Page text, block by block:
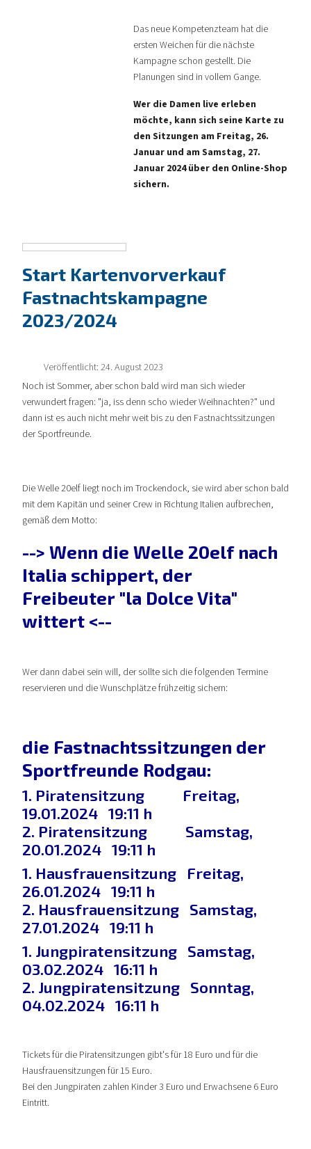
Das neue Kompetenzteam hat die
ersten Weichen für die nächste
Kampagne schon gestellt. Die
Planungen sind in vollem Gange.
Wer die Damen live erleben
möchte, kann sich seine Karte zu
den Sitzungen am Freitag, 26.
Januar und am Samstag, 27.
Januar 2024 über den Online-Shop
sichern.
Start Kartenvorverkauf
Fastnachtskampagne
2023/2024
Veröffentlicht: 24. August 2023
Noch ist Sommer, aber schon bald wird man sich wieder
verwundert fragen: "ja, iss denn scho wieder Weihnachten?" und
dann ist es auch nicht mehr weit bis zu den Fastnachtssitzungen
der Sportfreunde.
Die Welle 20elf liegt noch im Trockendock, sie wird aber schon bald
mit dem Kapitän und seiner Crew in Richtung Italien aufbrechen,
gemäß dem Motto:
--> Wenn die Welle 20elf nach
Italia schippert, der
Freibeuter "la Dolce Vita"
wittert <--
Wer dann dabei sein will, der sollte sich die folgenden Termine
reservieren und die Wunschplätze frühzeitig sichern:
die Fastnachtssitzungen der
Sportfreunde Rodgau:
1. Piratensitzung Freitag,
19.01.2024 19:11 h
2. Piratensitzung Samstag,
20.01.2024 19:11 h
1. Hausfrauensitzung Freitag,
26.01.2024 19:11 h
2. Hausfrauensitzung Samstag,
27.01.2024 19:11 h
1. Jungpiratensitzung Samstag,
03.02.2024 16:11 h
2. Jungpiratensitzung Sonntag,
04.02.2024 16:11 h
Tickets für die Piratensitzungen gibt's für 18 Euro und für die
Hausfrauensitzungen für 15 Euro.
Bei den Jungpiraten zahlen Kinder 3 Euro und Erwachsene 6 Euro
Eintritt.